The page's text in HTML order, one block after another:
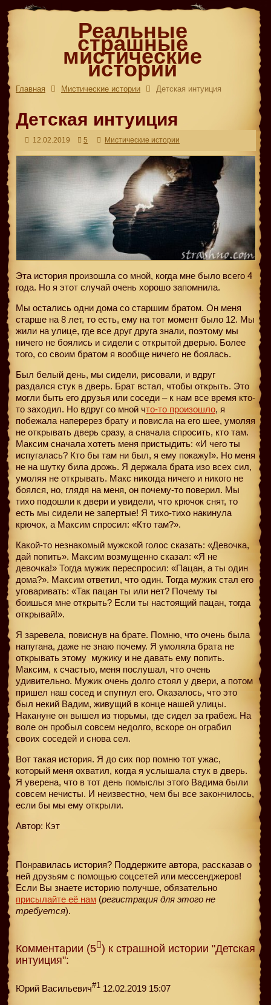
Реальные
страшные
мистические
истории
Главная Мистические истории Детская интуиция
Детская интуиция
12.02.2019 5 Мистические истории
Эта история произошла со мной, когда мне было всего 4
года. Но я этот случай очень хорошо запомнила.
Мы остались одни дома со старшим братом. Он меня
старше на 8 лет, то есть, ему на тот момент было 12. Мы
жили на улице, где все друг друга знали, поэтому мы
ничего не боялись и сидели с открытой дверью. Более
того, со своим братом я вообще ничего не боялась.
Был белый день, мы сидели, рисовали, и вдруг
раздался стук в дверь. Брат встал, чтобы открыть. Это
могли быть его друзья или соседи – к нам все время кто-
то заходил. Но вдруг со мной что-то произошло, я
побежала наперерез брату и повисла на его шее, умоляя
не открывать дверь сразу, а сначала спросить, кто там.
Максим сначала хотеть меня пристыдить: «И чего ты
испугалась? Кто бы там ни был, я ему покажу!». Но меня
не на шутку била дрожь. Я держала брата изо всех сил,
умоляя не открывать. Макс никогда ничего и никого не
боялся, но, глядя на меня, он почему-то поверил. Мы
тихо подошли к двери и увидели, что крючок снят, то
есть мы сидели не запертые! Я тихо-тихо накинула
крючок, а Максим спросил: «Кто там?».
Какой-то незнакомый мужской голос сказать: «Девочка,
дай попить». Максим возмущенно сказал: «Я не
девочка!» Тогда мужик переспросил: «Пацан, а ты один
дома?». Максим ответил, что один. Тогда мужик стал его
уговаривать: «Так пацан ты или нет? Почему ты
боишься мне открыть? Если ты настоящий пацан, тогда
открывай!».
Я заревела, повиснув на брате. Помню, что очень была
напугана, даже не знаю почему. Я умоляла брата не
открывать этому мужику и не давать ему попить.
Максим, к счастью, меня послушал, что очень
удивительно. Мужик очень долго стоял у двери, а потом
пришел наш сосед и спугнул его. Оказалось, что это
был некий Вадим, живущий в конце нашей улицы.
Накануне он вышел из тюрьмы, где сидел за грабеж. На
воле он пробыл совсем недолго, вскоре он ограбил
своих соседей и снова сел.
Вот такая история. Я до сих пор помню тот ужас,
который меня охватил, когда я услышала стук в дверь.
Я уверена, что в тот день помыслы этого Вадима были
совсем нечисты. И неизвестно, чем бы все закончилось,
если бы мы ему открыли.
Автор: Кэт
Понравилась история? Поддержите автора, рассказав о
ней друзьям с помощью соцсетей или мессенджеров!
Если Вы знаете историю получше, обязательно
присылайте её нам (регистрация для этого не
требуется).
Комментарии (5 ) к страшной истории "Детская
интуиция":
Юрий Васильевич#1 12.02.2019 15:07